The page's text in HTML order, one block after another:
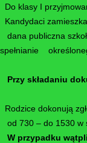
Do klasy I
Kandydaci
dana publiczna
spełnianie
Przy składaniu
Rodzice dokonują
od 730 – do 1530 w
W przypadku